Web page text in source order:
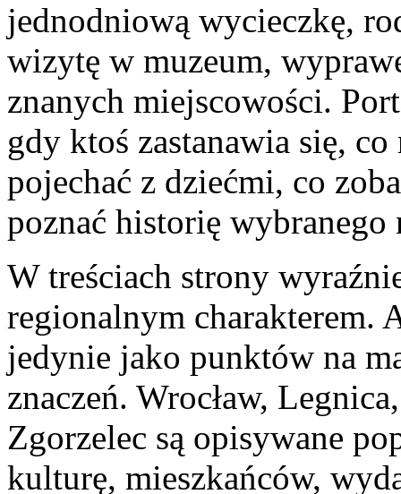
jednodniową wycieczkę,
wizytę w muzeum,
znanych miejscowości.
gdy ktoś zastanawia się,
pojechać z dziećmi, co
poznać historię wybranego
W treściach strony
regionalnym charakterem.
jedynie jako punktów na
znaczeń. Wrocław,
Zgorzelec są opisywane
kulturę, mieszkańców,